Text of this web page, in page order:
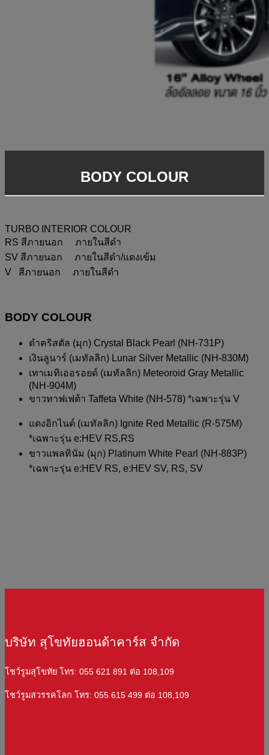
BODY COLOUR
TURBO INTERIOR COLOUR
RS สีภายนอก ภายในสีดำ
SV สีภายนอก ภายในสีดำ/แดงเข้ม
V สีภายนอก ภายในสีดำ
BODY COLOUR
ดำคริสตัล (มุก) Crystal Black Pearl (NH-731P)
เงินลูนาร์ (เมทัลลิก) Lunar Silver Metallic (NH-830M)
เทาเมทิเออรอยด์ (เมทัลลิก) Meteoroid Gray Metallic
(NH-904M)
ขาวทาฟเฟต้า Taffeta White (NH-578) *เฉพาะรุ่น V
แดงอิกไนต์ (เมทัลลิก) Ignite Red Metallic (R-575M)
*เฉพาะรุ่น e:HEV RS,RS
ขาวแพลทินัม (มุก) Platinum White Pearl (NH-883P)
*เฉพาะรุ่น e:HEV RS, e:HEV SV, RS, SV
บริษัท สุโขทัยฮอนด้าคาร์ส จำกัด
โชว์รูมสุโขทัย โทร: 055 621 891 ต่อ 108,109
โชว์รูมสวรรคโลก โทร: 055 615 499 ต่อ 108,109